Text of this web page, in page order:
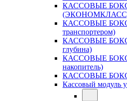
КАССОВЫЕ
КАССОВЫЕ
транспортером)
КАССОВЫЕ
глубина)
КАССОВЫЕ
накопитель)
КАССОВЫЕ
Кассовый модуль